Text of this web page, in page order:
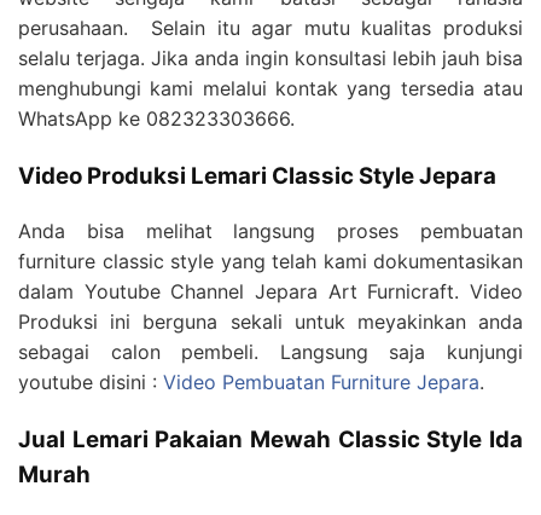
perusahaan. Selain itu agar mutu kualitas produksi
selalu terjaga. Jika anda ingin konsultasi lebih jauh bisa
menghubungi kami melalui kontak yang tersedia atau
WhatsApp ke 082323303666.
Video Produksi Lemari Classic Style Jepara
Anda bisa melihat langsung proses pembuatan
furniture classic style yang telah kami dokumentasikan
dalam Youtube Channel Jepara Art Furnicraft. Video
Produksi ini berguna sekali untuk meyakinkan anda
sebagai calon pembeli. Langsung saja kunjungi
youtube disini : Video Pembuatan Furniture Jepara.
Jual Lemari Pakaian Mewah Classic Style Ida
Murah